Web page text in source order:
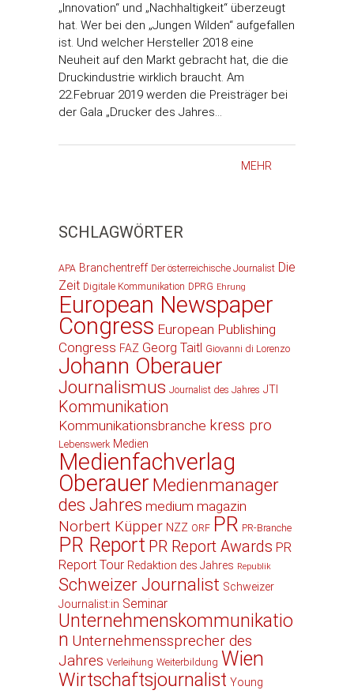
„Innovation“ und „Nachhaltigkeit“ überzeugt
hat. Wer bei den „Jungen Wilden“ aufgefallen
ist. Und welcher Hersteller 2018 eine
Neuheit auf den Markt gebracht hat, die die
Druckindustrie wirklich braucht. Am
22.Februar 2019 werden die Preisträger bei
der Gala „Drucker des Jahres…
MEHR
SCHLAGWÖRTER
APA Branchentreff Der österreichische Journalist Die
Zeit Digitale Kommunikation DPRG Ehrung
European Newspaper
Congress European Publishing
Congress FAZ Georg Taitl Giovanni di Lorenzo
Johann Oberauer
Journalismus Journalist des Jahres JTI
Kommunikation
Kommunikationsbranche kress pro
Lebenswerk Medien
Medienfachverlag
Oberauer Medienmanager
des Jahres medium magazin
Norbert Küpper NZZ ORF PR PR-Branche
PR Report PR Report Awards PR
Report Tour Redaktion des Jahres Republik
Schweizer Journalist Schweizer
Journalist:in Seminar
Unternehmenskommunikatio
n Unternehmenssprecher des
Jahres Verleihung Weiterbildung Wien
Wirtschaftsjournalist Young